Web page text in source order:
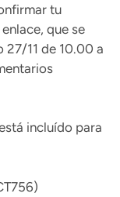
tu
que se
11 de 10.00 a
incluído para